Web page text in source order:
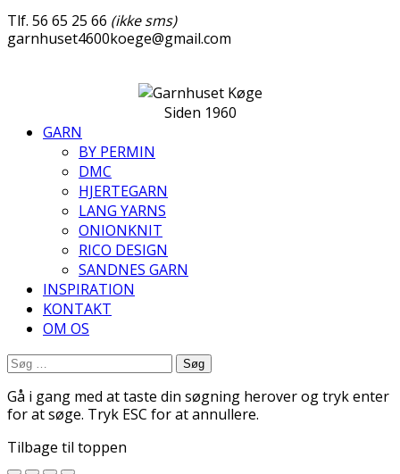
Tlf. 56 65 25 66 (ikke sms)
garnhuset4600koege@gmail.com
Siden 1960
GARN
BY PERMIN
DMC
HJERTEGARN
LANG YARNS
ONIONKNIT
RICO DESIGN
SANDNES GARN
INSPIRATION
KONTAKT
OM OS
Søg
Gå i gang med at taste din søgning herover og tryk enter
for at søge. Tryk ESC for at annullere.
Tilbage til toppen